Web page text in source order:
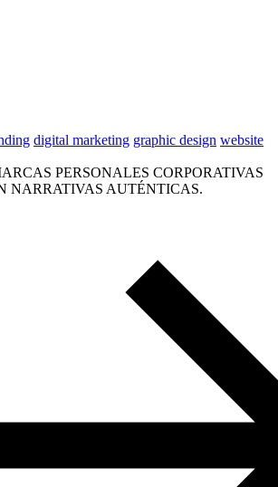
digital marketing graphic design website
PERSONALES CORPORATIVAS
NARRATIVAS AUTÉNTICAS.